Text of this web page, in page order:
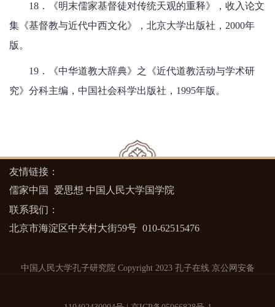
18．《明末儒家基督徒对传统天观的重释》，收入论文
集《基督教与近代中西文化》，北京大学出版社，2000年
版。
19．《中华道教大辞典》之《近代道教活动与学术研
究》分科主编，中国社会科学出版社，1995年版。
友情链接：
儒家中国
爱思想 中国人民大学国学院
联系我们：
北京市海淀区中关村大街59号 010-62515476
中国人民大学孔子研究院 Copyright 2023 孔子在线 京公网安备